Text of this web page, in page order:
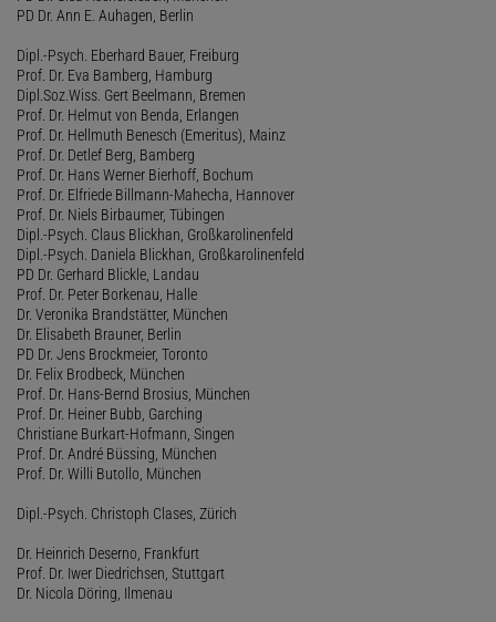
PD Dr. Ann E. Auhagen, Berlin
Dipl.-Psych. Eberhard Bauer, Freiburg
Prof. Dr. Eva Bamberg, Hamburg
Dipl.Soz.Wiss. Gert Beelmann, Bremen
Prof. Dr. Helmut von Benda, Erlangen
Prof. Dr. Hellmuth Benesch (Emeritus), Mainz
Prof. Dr. Detlef Berg, Bamberg
Prof. Dr. Hans Werner Bierhoff, Bochum
Prof. Dr. Elfriede Billmann-Mahecha, Hannover
Prof. Dr. Niels Birbaumer, Tübingen
Dipl.-Psych. Claus Blickhan, Großkarolinenfeld
Dipl.-Psych. Daniela Blickhan, Großkarolinenfeld
PD Dr. Gerhard Blickle, Landau
Prof. Dr. Peter Borkenau, Halle
Dr. Veronika Brandstätter, München
Dr. Elisabeth Brauner, Berlin
PD Dr. Jens Brockmeier, Toronto
Dr. Felix Brodbeck, München
Prof. Dr. Hans-Bernd Brosius, München
Prof. Dr. Heiner Bubb, Garching
Christiane Burkart-Hofmann, Singen
Prof. Dr. André Büssing, München
Prof. Dr. Willi Butollo, München
Dipl.-Psych. Christoph Clases, Zürich
Dr. Heinrich Deserno, Frankfurt
Prof. Dr. Iwer Diedrichsen, Stuttgart
Dr. Nicola Döring, Ilmenau